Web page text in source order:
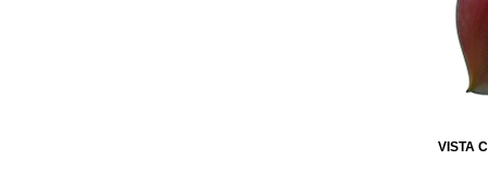
VISTA